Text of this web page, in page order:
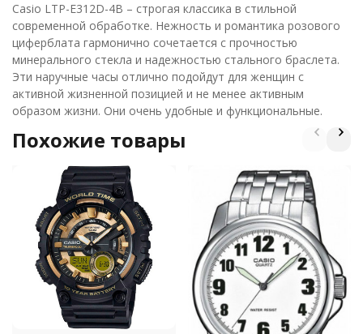
Casio LTP-E312D-4B – строгая классика в стильной
современной обработке. Нежность и романтика розового
циферблата гармонично сочетается с прочностью
минерального стекла и надежностью стального браслета.
Эти наручные часы отлично подойдут для женщин с
активной жизненной позицией и не менее активным
образом жизни. Они очень удобные и функциональные.
Похожие товары